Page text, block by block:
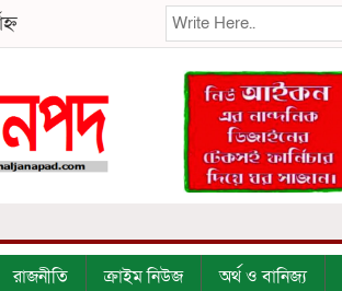
রাজনীতি ক্রাইম নিউজ অর্থ ও বানিজ্য